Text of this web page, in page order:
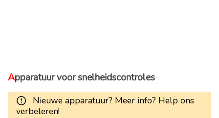
Apparatuur voor snelheidscontroles
Nieuwe apparatuur? Meer info? Help ons
verbeteren!